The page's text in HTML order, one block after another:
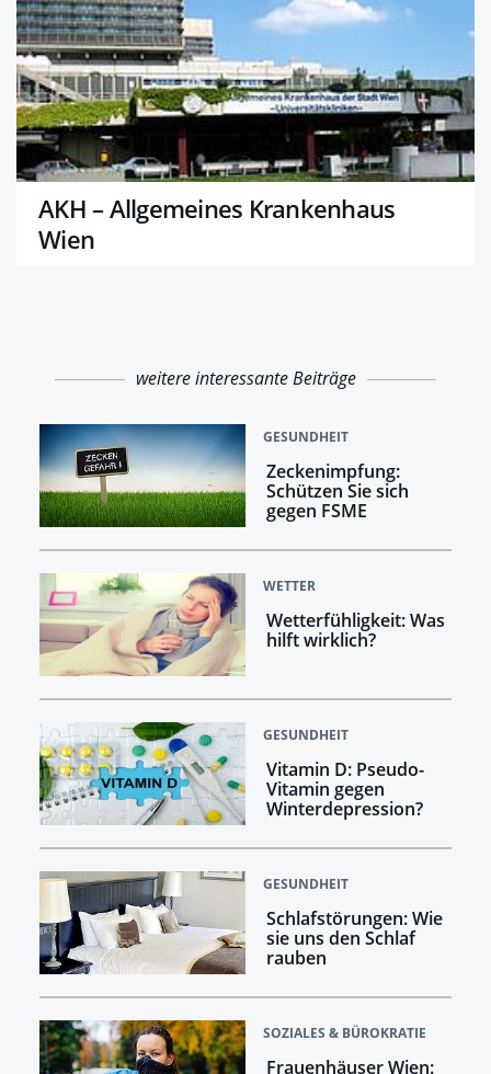
AKH – Allgemeines Krankenhaus
Wien
weitere interessante Beiträge
GESUNDHEIT
Zeckenimpfung:
Schützen Sie sich
gegen FSME
WETTER
Wetterfühligkeit: Was
hilft wirklich?
GESUNDHEIT
Vitamin D: Pseudo-
Vitamin gegen
Winterdepression?
GESUNDHEIT
Schlafstörungen: Wie
sie uns den Schlaf
rauben
SOZIALES & BÜROKRATIE
Frauenhäuser Wien: